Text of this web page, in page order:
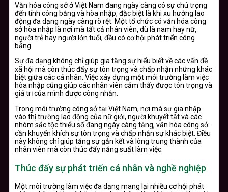
Văn hóa công sở ở Việt Nam đang ngày càng có sự chú trọng
đến tính công bằng và hòa nhập, đặc biệt là khi xu hướng lao
động đa dạng ngày càng rõ rệt. Một tổ chức có văn hóa công
sở hòa nhập là nơi mà tất cả nhân viên, dù là nam hay nữ,
người trẻ hay người lớn tuổi, đều có cơ hội phát triển công
bằng.
Sự đa dạng không chỉ giúp gia tăng sự hiểu biết về các vấn đề
xã hội mà còn thúc đẩy sự tôn trọng và chấp nhận những khác
biệt giữa các cá nhân. Việc xây dựng một môi trường làm việc
hòa nhập cũng giúp các nhân viên cảm thấy được tôn trọng và
giá trị của mình được công nhận.
Trong môi trường công sở tại Việt Nam, nơi mà sự gia nhập
vào thị trường lao động của nữ giới, người khuyết tật và các
nhóm sắc tộc thiểu số đang ngày càng tăng, văn hóa công sở
cần khuyến khích sự tôn trọng và chấp nhận sự khác biệt. Điều
này không chỉ giúp tăng sự gắn kết và lòng trung thành của
nhân viên mà còn thúc đẩy năng suất làm việc.
Thúc đẩy sự phát triển cá nhân và nghề nghiệp
Một môi trường làm việc đa dạng mang lại nhiều cơ hội phát